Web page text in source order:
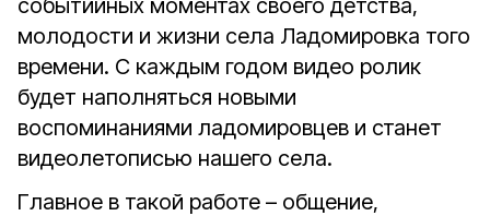
событийных моментах своего детства,
молодости и жизни села Ладомировка того
времени. С каждым годом видео ролик
будет наполняться новыми
воспоминаниями ладомировцев и станет
видеолетописью нашего села.
Главное в такой работе – общение,